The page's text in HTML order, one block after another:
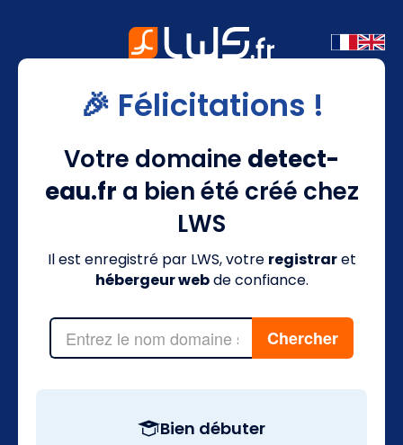
🎉 Félicitations !
Votre domaine detect-
eau.fr a bien été créé chez
LWS
Il est enregistré par LWS, votre registraret
hébergeur webde confiance.
Bien débuter